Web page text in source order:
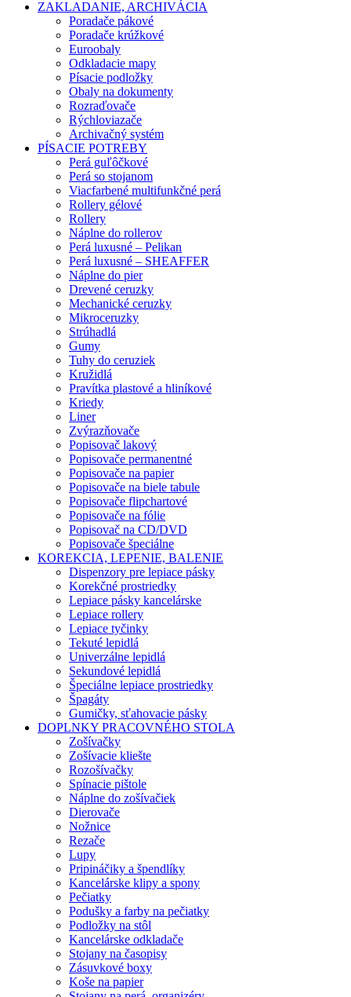
ZAKLADANIE, ARCHIVÁCIA
Poradače pákové
Poradače krúžkové
Euroobaly
Odkladacie mapy
Písacie podložky
Obaly na dokumenty
Rozraďovače
Rýchloviazače
Archivačný systém
PÍSACIE POTREBY
Perá guľôčkové
Perá so stojanom
Viacfarbené multifunkčné perá
Rollery gélové
Rollery
Náplne do rollerov
Perá luxusné – Pelikan
Perá luxusné – SHEAFFER
Náplne do pier
Drevené ceruzky
Mechanické ceruzky
Mikroceruzky
Strúhadlá
Gumy
Tuhy do ceruziek
Kružidlá
Pravítka plastové a hliníkové
Kriedy
Liner
Zvýrazňovače
Popisovač lakový
Popisovače permanentné
Popisovače na papier
Popisovače na biele tabule
Popisovače flipchartové
Popisovače na fólie
Popisovač na CD/DVD
Popisovače špeciálne
KOREKCIA, LEPENIE, BALENIE
Dispenzory pre lepiace pásky
Korekčné prostriedky
Lepiace pásky kancelárske
Lepiace rollery
Lepiace tyčinky
Tekuté lepidlá
Univerzálne lepidlá
Sekundové lepidlá
Špeciálne lepiace prostriedky
Špagáty
Gumičky, sťahovacie pásky
DOPLNKY PRACOVNÉHO STOLA
Zošívačky
Zošívacie kliešte
Rozošívačky
Spínacie pištole
Náplne do zošívačiek
Dierovače
Nožnice
Rezače
Lupy
Pripináčiky a špendlíky
Kancelárske klipy a spony
Pečiatky
Podušky a farby na pečiatky
Podložky na stôl
Kancelárske odkladače
Stojany na časopisy
Zásuvkové boxy
Koše na papier